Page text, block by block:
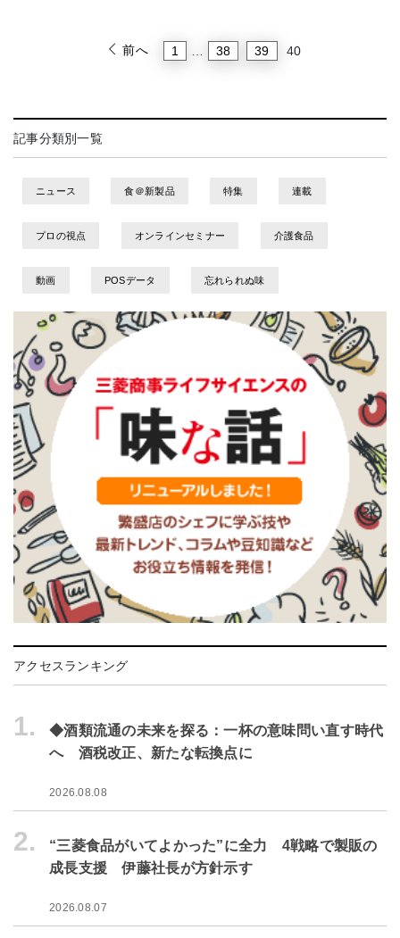
前へ 1 38 39 40
記事分類別一覧
ニュース 食＠新製品 特集 連載
プロの視点 オンラインセミナー 介護食品
動画 POSデータ 忘れられぬ味
アクセスランキング
1.
◆酒類流通の未来を探る：一杯の意味問い直す時代
へ 酒税改正、新たな転換点に
2026.08.08
2.
“三菱食品がいてよかった”に全力 4戦略で製販の
成長支援 伊藤社長が方針示す
2026.08.07